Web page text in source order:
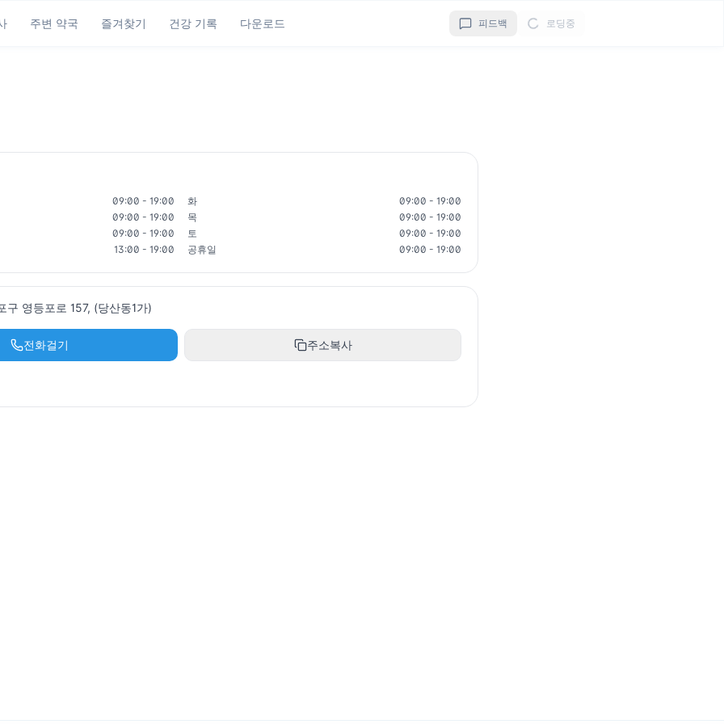
주변 약국 즐겨찾기 건강 기록 다운로드 피드백 로딩중
09:00 - 19:00 화
09:00 - 19:00
09:00 - 19:00 목
09:00 - 19:00
09:00 - 19:00 토
09:00 - 19:00
13:00 - 19:00 공휴일 09:00 - 19:00
구 영등포로 157, (당산동1가)
전화걸기 주소복사